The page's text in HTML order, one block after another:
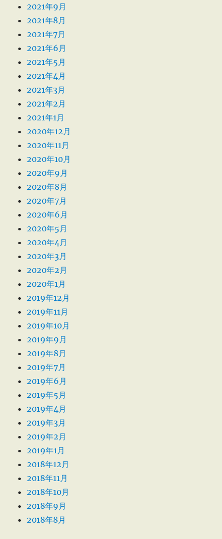
2021年9月
2021年8月
2021年7月
2021年6月
2021年5月
2021年4月
2021年3月
2021年2月
2021年1月
2020年12月
2020年11月
2020年10月
2020年9月
2020年8月
2020年7月
2020年6月
2020年5月
2020年4月
2020年3月
2020年2月
2020年1月
2019年12月
2019年11月
2019年10月
2019年9月
2019年8月
2019年7月
2019年6月
2019年5月
2019年4月
2019年3月
2019年2月
2019年1月
2018年12月
2018年11月
2018年10月
2018年9月
2018年8月